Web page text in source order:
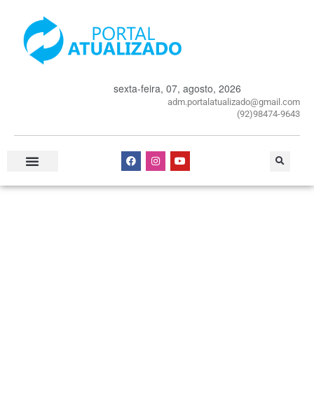
sexta-feira, 07, agosto, 2026
adm.portalatualizado@gmail.com
(92)98474-9643